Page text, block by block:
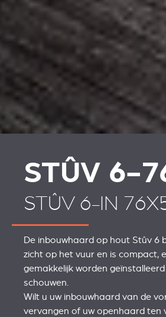
STÛV 6-
STÛV 6-IN
De inbouwhaard op hout Stûv 6
zicht op het vuur en is compact,
gemakkelijk worden
schouwen.
Wilt u uw inbouwhaard van de
vervangen of uw openhaard ten